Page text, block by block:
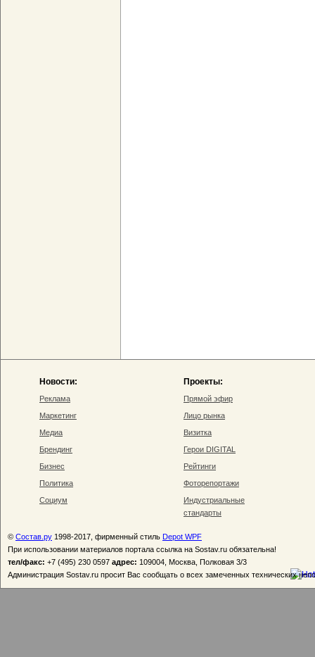
Новости:
Реклама
Маркетинг
Медиа
Брендинг
Бизнес
Политика
Социум
Проекты:
Прямой эфир
Лицо рынка
Визитка
Герои DIGITAL
Рейтинги
Фоторепортажи
Индустриальные
стандарты
© Состав.ру 1998-2017, фирменный стиль Depot WPF
При использовании материалов портала ссылка на Sostav.ru обязательна!
тел/факс: +7 (495) 230 0597 адрес: 109004, Москва, Полковая 3/3
Администрация Sostav.ru просит Вас сообщать о всех замеченных технических